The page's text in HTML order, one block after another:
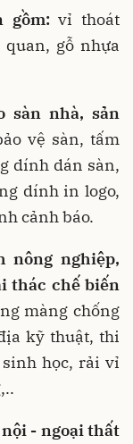
gồm:vỉ thoát
gỗ nhựa
sàn nhà, sản
vệ sàn, tấm
dính dán sàn,
dính in logo,
cảnh báo.
nông nghiệp,
thác chế biến
màng chống
kỹ thuật, thi
học, rải vỉ
- ngoại thất